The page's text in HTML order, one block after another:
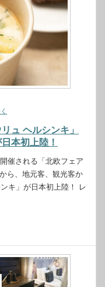
ュ ヘルシンキ」
本初上陸！
催される「北欧フェア
ら、地元客、観光客か
キ」が日本初上陸！ レ